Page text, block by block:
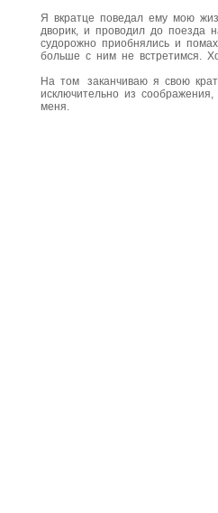
Я вкратце поведал ему мою
дворик, и проводил до поезда
судорожно приобнялись и
больше с ним не встретимся.
На том заканчиваю я свою
исключительно из
меня.